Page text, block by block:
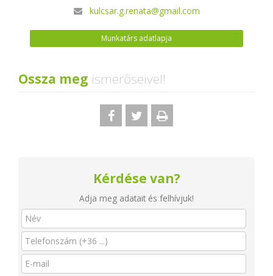
kulcsar.g.renata@gmail.com
Munkatárs adatlapja
Ossza meg ismerőseivel!
Kérdése van?
Adja meg adatait és felhívjuk!